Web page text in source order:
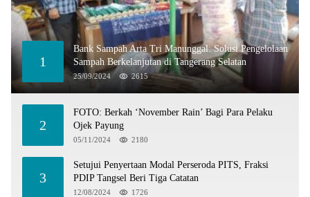
1
Bank Sampah Arta Tri Manunggal: Solusi Pengelolaan
Sampah Berkelanjutan di Tangerang Selatan
25/09/2024 2615
2
FOTO: Berkah ‘November Rain’ Bagi Para Pelaku
Ojek Payung
05/11/2024 2180
3
Setujui Penyertaan Modal Perseroda PITS, Fraksi
PDIP Tangsel Beri Tiga Catatan
12/08/2024 1726